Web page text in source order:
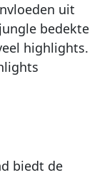
uit
bedekte
highlights.
biedt de